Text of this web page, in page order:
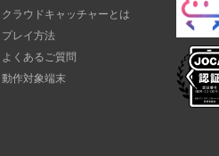
クラウドキャッチャーとは
プレイ方法
よくあるご質問
動作対象端末